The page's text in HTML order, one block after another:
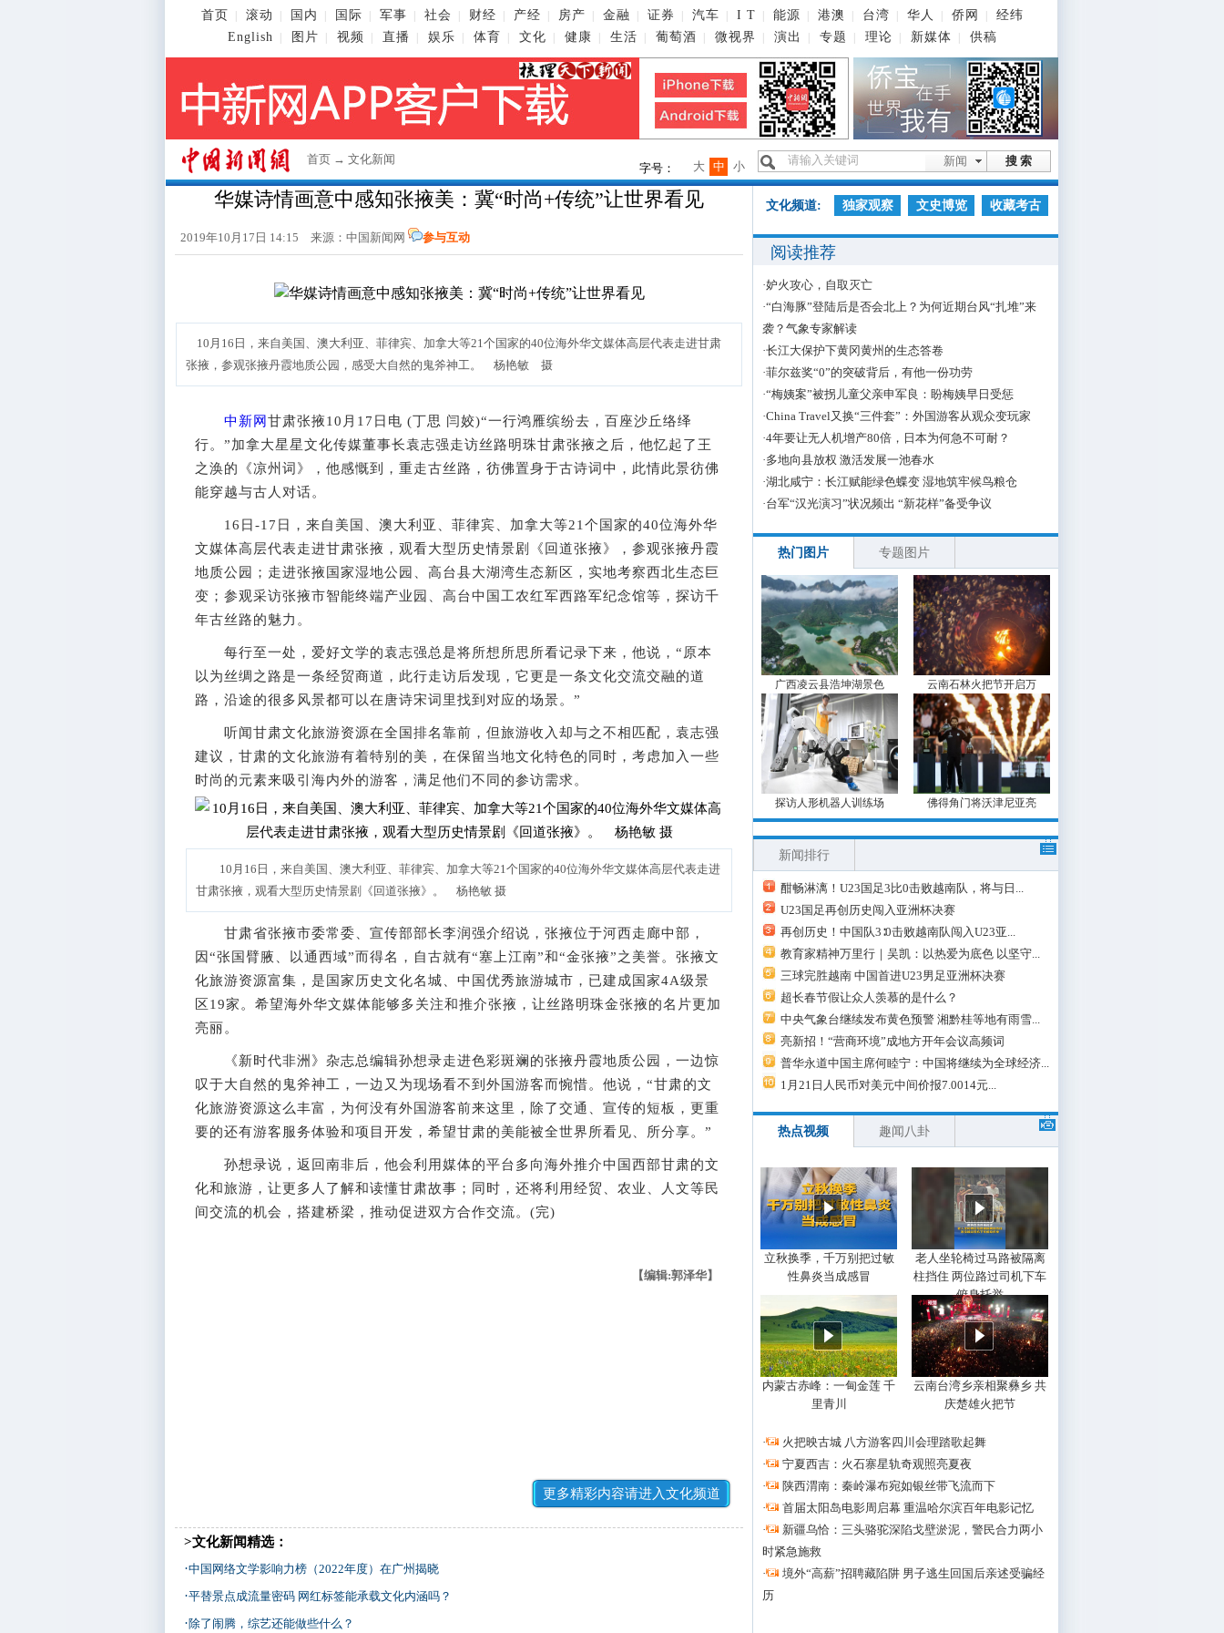
首页 滚动 国内 国际 军事 社会 财经 产经 房产 金融 证券 汽车 I T 能源 港澳 台湾 华人 侨网
经纬
English
图片 视频 直播 娱乐 体育 文化 健康 生活 葡萄酒 微视界 演出 专题 理论 新媒体 供稿
首页 → 文化新闻 搜 索
新闻
字号： 小
中
大
华媒诗情画意中感知张掖美：冀“时尚+传统”让世界看见
2019年10月17日 14:15 来源： 中国新闻网 参与互动
10月16日，来自美国、澳大利亚、菲律宾、加拿大等21个国家的40位海外华文媒体高层代表走进甘肃
张掖，参观张掖丹霞地质公园，感受大自然的鬼斧神工。 杨艳敏 摄
中新网 甘肃张掖10月17日电 (丁思 闫姣)“一行鸿雁缤纷去，百座沙丘络绎
行。”加拿大星星文化传媒董事长袁志强走访丝路明珠甘肃张掖之后，他忆起了王
之涣的《凉州词》，他感慨到，重走古丝路，彷佛置身于古诗词中，此情此景彷佛
能穿越与古人对话。
16日-17日，来自美国、澳大利亚、菲律宾、加拿大等21个国家的40位海外华
文媒体高层代表走进甘肃张掖，观看大型历史情景剧《回道张掖》，参观张掖丹霞
地质公园；走进张掖国家湿地公园、高台县大湖湾生态新区，实地考察西北生态巨
变；参观采访张掖市智能终端产业园、高台中国工农红军西路军纪念馆等，探访千
年古丝路的魅力。
每行至一处，爱好文学的袁志强总是将所想所思所看记录下来，他说，“原本
以为丝绸之路是一条经贸商道，此行走访后发现，它更是一条文化交流交融的道
路，沿途的很多风景都可以在唐诗宋词里找到对应的场景。”
听闻甘肃文化旅游资源在全国排名靠前，但旅游收入却与之不相匹配，袁志强
建议，甘肃的文化旅游有着特别的美，在保留当地文化特色的同时，考虑加入一些
时尚的元素来吸引海内外的游客，满足他们不同的参访需求。
10月16日，来自美国、澳大利亚、菲律宾、加拿大等21个国家的40位海外华文媒体高层代表走进
甘肃张掖，观看大型历史情景剧《回道张掖》。 杨艳敏 摄
甘肃省张掖市委常委、宣传部部长李润强介绍说，张掖位于河西走廊中部，
因“张国臂腋、以通西域”而得名，自古就有“塞上江南”和“金张掖”之美誉。张掖文
化旅游资源富集，是国家历史文化名城、中国优秀旅游城市，已建成国家4A级景
区19家。希望海外华文媒体能够多关注和推介张掖，让丝路明珠金张掖的名片更加
亮丽。
《新时代非洲》杂志总编辑孙想录走进色彩斑斓的张掖丹霞地质公园，一边惊
叹于大自然的鬼斧神工，一边又为现场看不到外国游客而惋惜。他说，“甘肃的文
化旅游资源这么丰富，为何没有外国游客前来这里，除了交通、宣传的短板，更重
要的还有游客服务体验和项目开发，希望甘肃的美能被全世界所看见、所分享。”
孙想录说，返回南非后，他会利用媒体的平台多向海外推介中国西部甘肃的文
化和旅游，让更多人了解和读懂甘肃故事；同时，还将利用经贸、农业、人文等民
间交流的机会，搭建桥梁，推动促进双方合作交流。(完)
【编辑:郭泽华】
更多精彩内容请进入文化频道
>文化新闻精选：
·中国网络文学影响力榜（2022年度）在广州揭晓
·平替景点成流量密码 网红标签能承载文化内涵吗？
·除了闹腾，综艺还能做些什么？
文化频道: 独家观察 文史博览 收藏考古
阅读推荐
·妒火攻心，自取灭亡
·“白海豚”登陆后是否会北上？为何近期台风“扎堆”来
袭？气象专家解读
·长江大保护下黄冈黄州的生态答卷
·菲尔兹奖“0”的突破背后，有他一份功劳
·“梅姨案”被拐儿童父亲申军良：盼梅姨早日受惩
·China Travel又换“三件套”：外国游客从观众变玩家
·4年要让无人机增产80倍，日本为何急不可耐？
·多地向县放权 激活发展一池春水
·湖北咸宁：长江赋能绿色蝶变 湿地筑牢候鸟粮仓
·台军“汉光演习”状况频出 “新花样”备受争议
热门图片 专题图片
广西凌云县浩坤湖景色 云南石林火把节开启万
探访人形机器人训练场 佛得角门将沃津尼亚亮
新闻排行
酣畅淋漓！U23国足3比0击败越南队，将与日...
U23国足再创历史闯入亚洲杯决赛
再创历史！中国队3∶0击败越南队闯入U23亚...
教育家精神万里行｜吴凯：以热爱为底色 以坚守...
三球完胜越南 中国首进U23男足亚洲杯决赛
超长春节假让众人羡慕的是什么？
中央气象台继续发布黄色预警 湘黔桂等地有雨雪...
亮新招！“营商环境”成地方开年会议高频词
普华永道中国主席何睦宁：中国将继续为全球经济...
1月21日人民币对美元中间价报7.0014元...
热点视频 趣闻八卦
立秋换季，千万别把过敏
性鼻炎当成感冒
老人坐轮椅过马路被隔离
柱挡住 两位路过司机下车
俯身托举
内蒙古赤峰：一甸金莲 千
里青川
云南台湾乡亲相聚彝乡 共
庆楚雄火把节
·
火把映古城 八方游客四川会理踏歌起舞
·
宁夏西吉：火石寨星轨奇观照亮夏夜
·
陕西渭南：秦岭瀑布宛如银丝带飞流而下
·
首届太阳岛电影周启幕 重温哈尔滨百年电影记忆
·
新疆乌恰：三头骆驼深陷戈壁淤泥，警民合力两小
时紧急施救
·
境外“高薪”招聘藏陷阱 男子逃生回国后亲述受骗经
历